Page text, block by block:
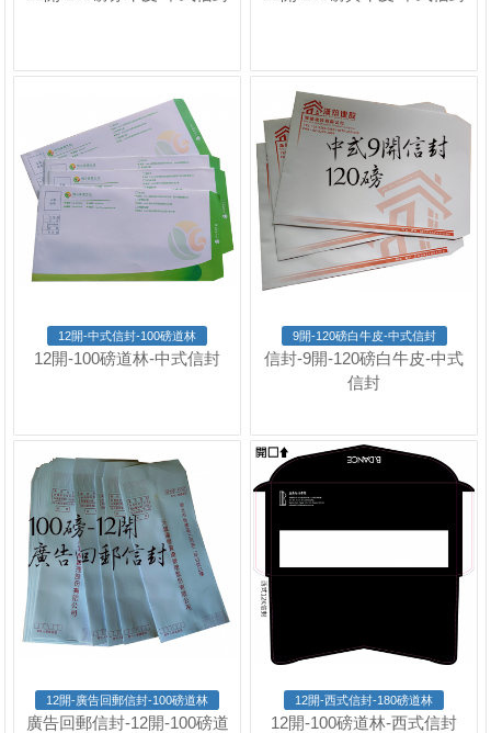
12開-中式信封-100磅道林
12開-100磅道林-中式信封
9開-120磅白牛皮-中式信封
信封-9開-120磅白牛皮-中式
信封
12開-廣告回郵信封-100磅道林
廣告回郵信封-12開-100磅道
12開-西式信封-180磅道林
12開-100磅道林-西式信封